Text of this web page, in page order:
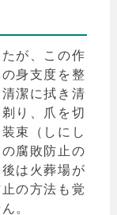
が、この作
身支度を整
潔に拭き清
り、爪を切
束（しにし
腐敗防止の
は火葬場が
の方法も覚
。